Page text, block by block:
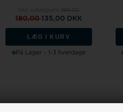
180,00135,00 DKK
LÆG I KURV
På Lager - 1-3 hverdage